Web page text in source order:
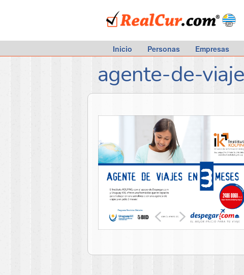
RealCur.com
Inicio Personas Empresas
agente-de-